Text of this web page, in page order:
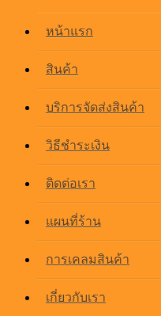
หน้าแรก
สินค้า
บริการจัดส่งสินค้า
วิธีชำระเงิน
ติดต่อเรา
แผนที่ร้าน
การเคลมสินค้า
เกี่ยวกับเรา